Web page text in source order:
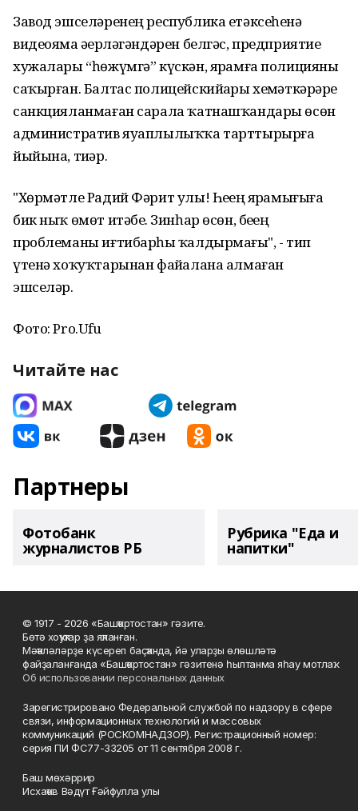
Завод эшселәренең республика етәксеһенә
видеояҙма әҙерләгәндәрен белгәс, предприятие
хужалары “һөжүмгә” күскән, ярҙамға полицияны
саҡырған. Балтас полицейскийҙары хеҙмәткәрҙәрҙе
санкцияланмаған сарала ҡатнашҡандары өсөн
административ яуаплылыҡҡа тарттырырға
йыйына, тиҙәр.
"Хөрмәтле Радий Фәрит улы! Һеҙҙең ярҙамығыҙға
бик ныҡ өмөт итәбеҙ. Зинһар өсөн, беҙҙең
проблеманы иғтибарһыҙ ҡалдырмағыҙ", - тип
үтенә хоҡуҡтарынан файҙалана алмаған
эшселәр.
Фото: Pro.Ufu
Читайте нас
Партнеры
Фотобанк
журналистов РБ
Рубрика "Еда и
напитки"
© 1917 - 2026 «Башҡортостан» гәзите.
Бөтә хоҡуҡтар ҙа яҡланған.
Мәҡәләләрҙе күсереп баҫҡанда, йә уларҙы өлөшләтә
файҙаланғанда «Башҡортостан» гәзитенә һылтанма яһау мотлаҡ.
Об использовании персональных данных
Зарегистрировано Федеральной службой по надзору в сфере
связи, информационных технологий и массовых
коммуникаций (РОСКОМНАДЗОР). Регистрационный номер:
серия ПИ ФС77-33205 от 11 сентября 2008 г.
Баш мөхәррир
Исхаҡов Вәдүт Ғәйфулла улы